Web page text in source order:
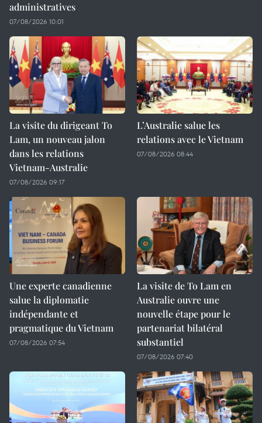
administratives
07/08/2026 10:01
La visite du dirigeant To
Lam, un nouveau jalon
dans les relations
Vietnam-Australie
07/08/2026 09:17
L’Australie salue les
relations avec le Vietnam
07/08/2026 08:44
Une experte canadienne
salue la diplomatie
indépendante et
pragmatique du Vietnam
07/08/2026 07:54
La visite de To Lam en
Australie ouvre une
nouvelle étape pour le
partenariat bilatéral
substantiel
07/08/2026 07:40